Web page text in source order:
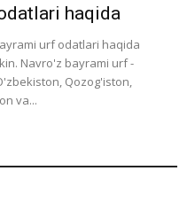
haqida
urf odatlari haqida
Navro'z bayrami urf -
Qozog'iston,
va...